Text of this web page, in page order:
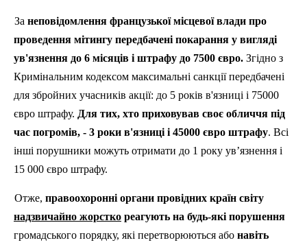
За неповідомлення французької місцевої влади про
проведення мітингу передбачені покарання у вигляді
ув'язнення до 6 місяців і штрафу до 7500 євро. Згідно з
Кримінальним кодексом максимальні санкції передбачені
для збройних учасників акції: до 5 років в'язниці і 75000
євро штрафу. Для тих, хто приховував своє обличчя під
час погромів, - 3 роки в'язниці і 45000 євро штрафу. Всі
інші порушники можуть отримати до 1 року ув’язнення і
15 000 євро штрафу.
Отже, правоохоронні органи провідних країн світу
надзвичайно жорстко реагують на будь-які порушення
громадського порядку, які перетворюються або навіть